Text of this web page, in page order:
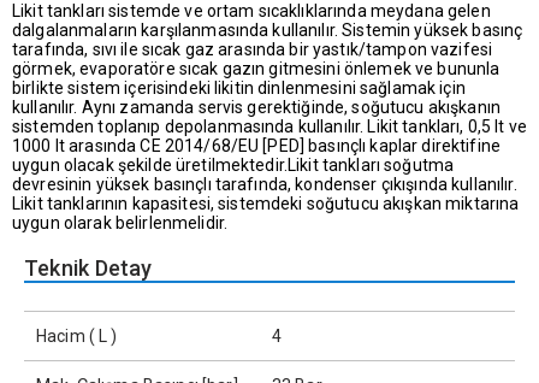
Likit tankları sistemde ve ortam sıcaklıklarında meydana gelen
dalgalanmaların karşılanmasında kullanılır. Sistemin yüksek basınç
tarafında, sıvı ile sıcak gaz arasında bir yastık/tampon vazifesi
görmek, evaporatöre sıcak gazın gitmesini önlemek ve bununla
birlikte sistem içerisindeki likitin dinlenmesini sağlamak için
kullanılır. Aynı zamanda servis gerektiğinde, soğutucu akışkanın
sistemden toplanıp depolanmasında kullanılır. Likit tankları, 0,5 lt ve
1000 lt arasında CE 2014/68/EU [PED] basınçlı kaplar direktifine
uygun olacak şekilde üretilmektedir.Likit tankları soğutma
devresinin yüksek basınçlı tarafında, kondenser çıkışında kullanılır.
Likit tanklarının kapasitesi, sistemdeki soğutucu akışkan miktarına
uygun olarak belirlenmelidir.
Teknik Detay
Hacim ( L ) 4